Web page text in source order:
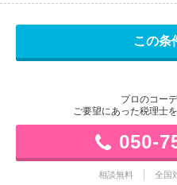
プロのコー
ご要望にあった税理士
050-
相談無料 全国